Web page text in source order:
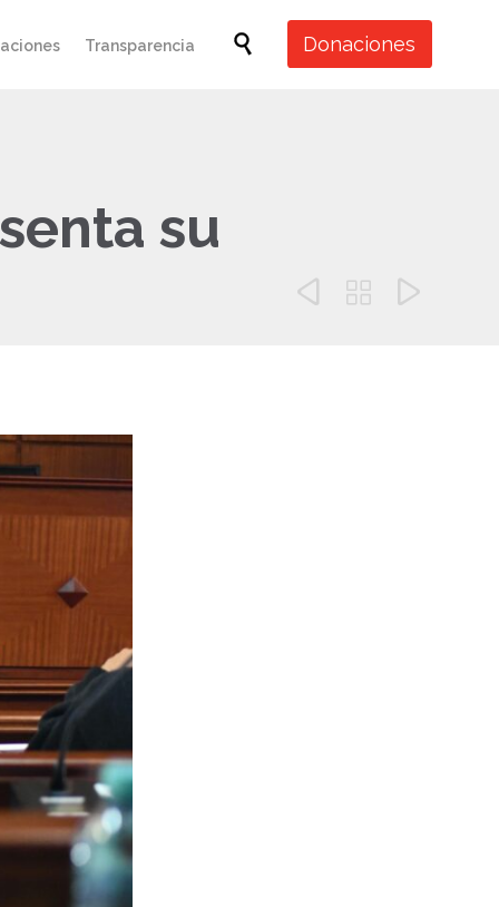
Skip
Transparencia  Donaciones
su
  